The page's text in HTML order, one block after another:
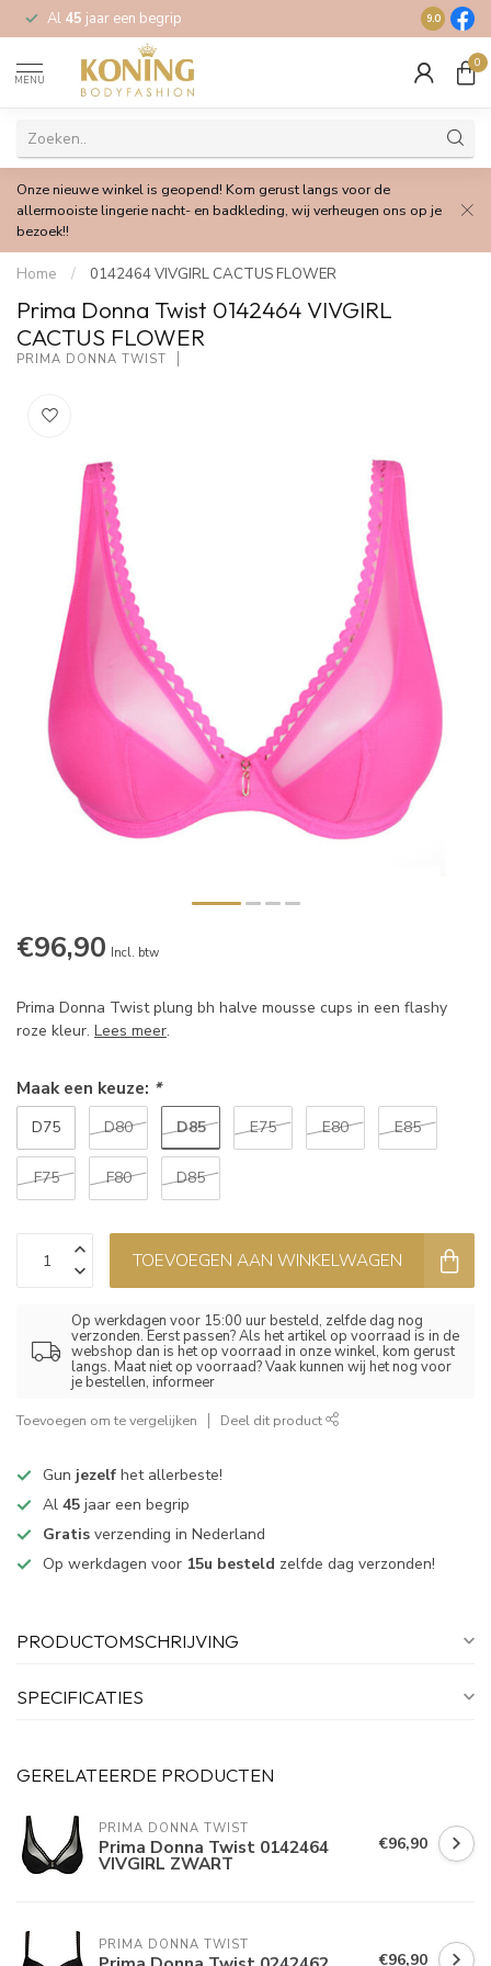
Al 45 jaar een begrip Gratis
9.0
MENU
0
Onze nieuwe winkel is geopend! Kom gerust langs voor de
allermooiste lingerie nacht- en badkleding, wij verheugen ons op je
bezoek!!
Home / 0142464 VIVGIRL CACTUS FLOWER
Prima Donna Twist 0142464 VIVGIRL
CACTUS FLOWER
PRIMA DONNA TWIST
€96,90 Incl. btw
Prima Donna Twist plung bh halve mousse cups in een flashy
roze kleur. Lees meer.
Maak een keuze: *
D75 D80 D85 E75 E80 E85
F75 F80 D85
TOEVOEGEN AAN WINKELWAGEN
Op werkdagen voor 15:00 uur besteld, zelfde dag nog
verzonden. Eerst passen? Als het artikel op voorraad is in de
webshop dan is het op voorraad in onze winkel, kom gerust
langs. Maat niet op voorraad? Vaak kunnen wij het nog voor
je bestellen, informeer
Toevoegen om te vergelijken Deel dit product
Gun jezelf het allerbeste!
Al 45 jaar een begrip
Gratis verzending in Nederland
Op werkdagen voor 15u besteld zelfde dag verzonden!
PRODUCTOMSCHRIJVING
SPECIFICATIES
GERELATEERDE PRODUCTEN
PRIMA DONNA TWIST
Prima Donna Twist 0142464
VIVGIRL ZWART
€96,90
PRIMA DONNA TWIST
€96,90